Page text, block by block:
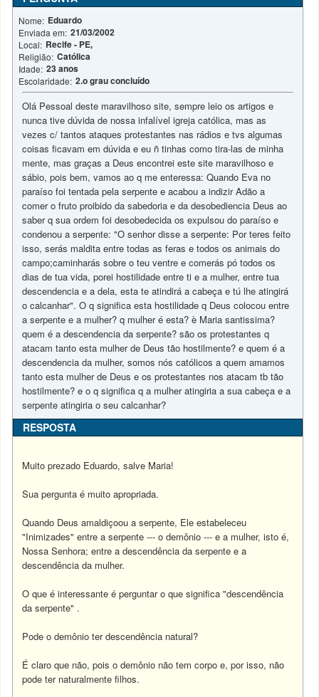
Nome: Eduardo
Enviada em: 21/03/2002
Local: Recife - PE,
Religião: Católica
Idade: 23 anos
Escolaridade: 2.o grau concluído
Olá Pessoal deste maravilhoso site, sempre leio os artigos e
nunca tive dúvida de nossa infalível igreja católica, mas as
vezes c/ tantos ataques protestantes nas rádios e tvs algumas
coisas ficavam em dúvida e eu ñ tinhas como tira-las de minha
mente, mas graças a Deus encontrei este site maravilhoso e
sábio, pois bem, vamos ao q me enteressa: Quando Eva no
paraíso foi tentada pela serpente e acabou a indizir Adão a
comer o fruto proibido da sabedoria e da desobediencia Deus ao
saber q sua ordem foi desobedecida os expulsou do paraíso e
condenou a serpente: "O senhor disse a serpente: Por teres feito
isso, serás maldita entre todas as feras e todos os animais do
campo;caminharás sobre o teu ventre e comerás pó todos os
dias de tua vida, porei hostilidade entre ti e a mulher, entre tua
descendencia e a dela, esta te atindirá a cabeça e tú lhe atingirá
o calcanhar". O q significa esta hostilidade q Deus colocou entre
a serpente e a mulher? q mulher é esta? è Maria santissima?
quem é a descendencia da serpente? são os protestantes q
atacam tanto esta mulher de Deus tão hostilmente? e quem é a
descendencia da mulher, somos nós católicos a quem amamos
tanto esta mulher de Deus e os protestantes nos atacam tb tão
hostilmente? e o q significa q a mulher atingiria a sua cabeça e a
serpente atingiria o seu calcanhar?
RESPOSTA
Muito prezado Eduardo, salve Maria!
Sua pergunta é muito apropriada.
Quando Deus amaldiçoou a serpente, Ele estabeleceu
"Inimizades" entre a serpente --- o demônio --- e a mulher, isto é,
Nossa Senhora; entre a descendência da serpente e a
descendência da mulher.
O que é interessante é perguntar o que significa "descendência
da serpente" .
Pode o demônio ter descendência natural?
É claro que não, pois o demônio não tem corpo e, por isso, não
pode ter naturalmente filhos.